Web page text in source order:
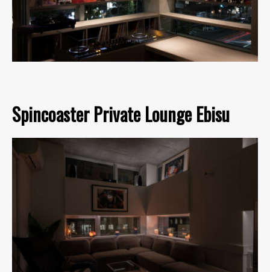
Spincoaster Private Lounge Ebisu